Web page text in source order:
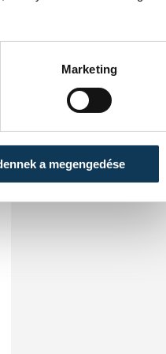
Marketing
a megengedése